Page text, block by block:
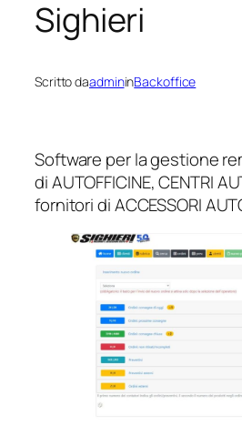
Sighieri
Scritto daadmininBackoffice
Software per la gestione
di AUTOFFICINE, CENTRI
fornitori di ACCESSORI